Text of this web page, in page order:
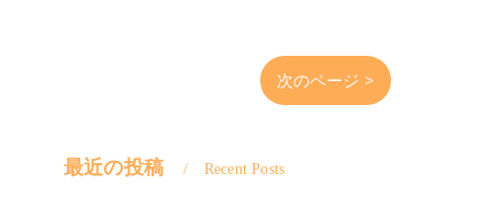
次のページ >
最近の投稿 Recent Posts